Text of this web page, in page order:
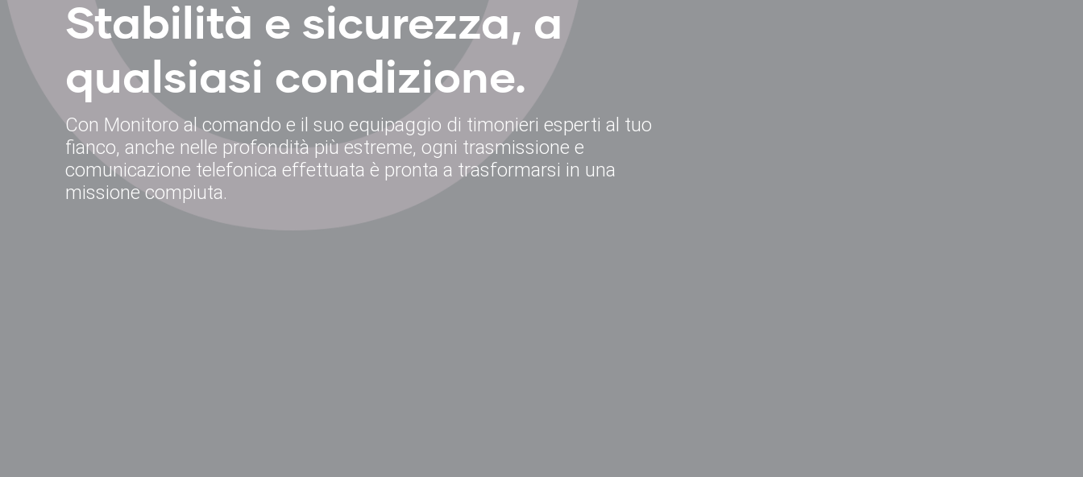
Stabilità e sicurezza, a
qualsiasi condizione.
Con Monitoro al comando e il suo equipaggio di timonieri esperti al tuo
fianco, anche nelle profondità più estreme, ogni trasmissione e
comunicazione telefonica effettuata è pronta a trasformarsi in una
missione compiuta.